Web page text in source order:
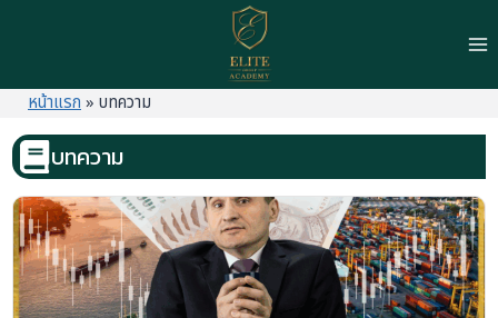
หน้าแรก» บทความ
บทความ